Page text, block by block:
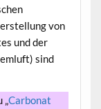
von
und der
sind
„Carbonat